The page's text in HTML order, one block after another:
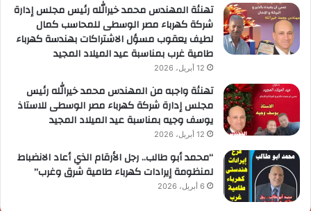
تهنئة المهندس محمد خيرالله رئيس مجلس إدارة
شركة كهرباء مصر الوسطى للمحاسب كمال
لطيف يعقوب مسؤل الاشتراكات بهندسة كهرباء
طامية غرب بمناسبة عيد الميلاد المجيد
12 أبريل، 2026
تهنئة واجبه من المهندس محمد خيرالله رئيس
مجلس إدارة شركة كهرباء مصر الوسطى للاستاذ
يوسف وجيه بمناسبة عيد الميلاد المجيد
12 أبريل، 2026
“محمد أبو طالب.. رجل الأرقام الذي أعاد الانضباط
لمنظومة إيرادات كهرباء طامية شرق وغرب”
6 أبريل، 2026